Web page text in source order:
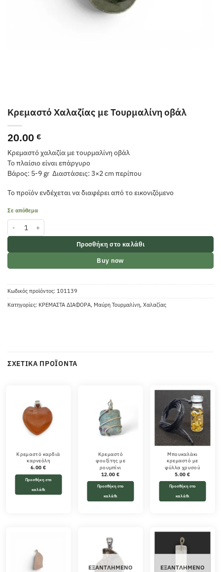
Κρεμαστό Χαλαζίας με Τουρμαλίνη οβάλ
20.00 €
Κρεμαστό χαλαζία με τουρμαλίνη οβάλ
Το πλαίσιο είναι επάργυρο
Βάρος: 5-9 gr Διαστάσεις: 3×2 cm περίπου
Το προϊόν ενδέχεται να διαφέρει από το εικονιζόμενο
Σε απόθεμα
Κρεμαστό Χαλαζίας με Τουρμαλίνη οβάλ ποσότητα
Προσθήκη στο καλάθι
Buy now
Κωδικός προϊόντος: 101139
Κατηγορίες: ΚΡΕΜΑΣΤΑ ΔΙΑΦΟΡΑ, Μαύρη Τουρμαλίνη, Χαλαζίας
ΣΧΕΤΙΚΆ ΠΡΟΪΌΝΤΑ
Κρεμαστό καρδιά
καρνεόλη
6.00 €
Προσθήκη στο
καλάθι
Κρεμαστό
φουξίτης με
ρουμπίνι
12.00€
Προσθήκη στο
καλάθι
Μπουκαλάκι
κρεμαστό με
φύλλα χρυσού
5.00 €
Προσθήκη στο
καλάθι
ΕΞΑΝΤΛΗΜΈΝΟ ΕΞΑΝΤΛΗΜΈΝΟ